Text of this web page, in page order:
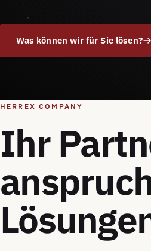
Was können wir für Sie lösen?
HERREX COMPANY
Ihr